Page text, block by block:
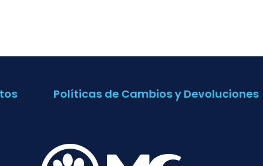
Políticas de Cambios y Devoluciones